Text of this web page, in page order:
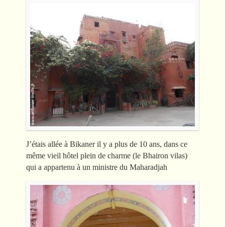
J’étais allée à Bikaner il y a plus de 10 ans, dans ce
même vieil hôtel plein de charme (le Bhairon vilas)
qui a appartenu à un ministre du Maharadjah